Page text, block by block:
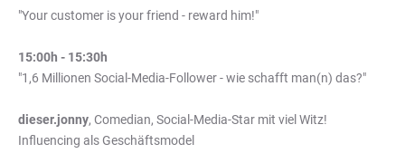
"Your customer is your friend - reward him!"
15:00h - 15:30h
"1,6 Millionen Social-Media-Follower - wie schafft man(n) das?"
dieser.jonny, Comedian, Social-Media-Star mit viel Witz!
Influencing als Geschäftsmodel